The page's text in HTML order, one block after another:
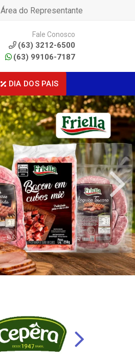
Área do Representante
Fale Conosco
(63) 3212-6500
(63) 99106-7187
DIA DOS PAIS